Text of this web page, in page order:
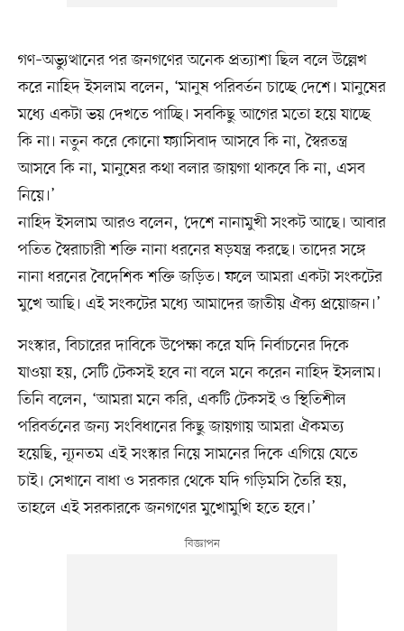
গণ–অভ্যুত্থানের পর জনগণের অনেক প্রত্যাশা ছিল বলে উল্লেখ
করে নাহিদ ইসলাম বলেন, ‘মানুষ পরিবর্তন চাচ্ছে দেশে। মানুষের
মধ্যে একটা ভয় দেখতে পাচ্ছি। সবকিছু আগের মতো হয়ে যাচ্ছে
কি না। নতুন করে কোনো ফ্যাসিবাদ আসবে কি না, স্বৈরতন্ত্র
আসবে কি না, মানুষের কথা বলার জায়গা থাকবে কি না, এসব
নিয়ে।’
নাহিদ ইসলাম আরও বলেন, ‘দেশে নানামুখী সংকট আছে। আবার
পতিত স্বৈরাচারী শক্তি নানা ধরনের ষড়যন্ত্র করছে। তাদের সঙ্গে
নানা ধরনের বৈদেশিক শক্তি জড়িত। ফলে আমরা একটা সংকটের
মুখে আছি। এই সংকটের মধ্যে আমাদের জাতীয় ঐক্য প্রয়োজন।’
সংস্কার, বিচারের দাবিকে উপেক্ষা করে যদি নির্বাচনের দিকে
যাওয়া হয়, সেটি টেকসই হবে না বলে মনে করেন নাহিদ ইসলাম।
তিনি বলেন, ‘আমরা মনে করি, একটি টেকসই ও স্থিতিশীল
পরিবর্তনের জন্য সংবিধানের কিছু জায়গায় আমরা ঐকমত্য
হয়েছি, ন্যূনতম এই সংস্কার নিয়ে সামনের দিকে এগিয়ে যেতে
চাই। সেখানে বাধা ও সরকার থেকে যদি গড়িমসি তৈরি হয়,
তাহলে এই সরকারকে জনগণের মুখোমুখি হতে হবে।’